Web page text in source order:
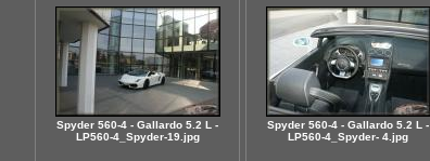
Spyder 560-4 - Gallardo 5.2 L -
LP560-4_Spyder-19.jpg
Spyder 560-4 - Gallardo 5.2 L -
LP560-4_Spyder- 4.jpg